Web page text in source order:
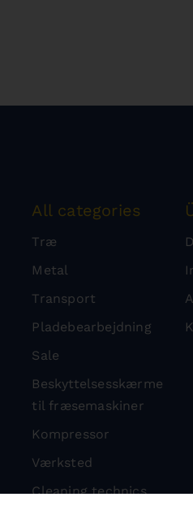
All categories
Træ
Metal
Transport
Pladebearbejdning
Sale
Beskyttelsesskærme
til fræsemaskiner
Kompressor
Værksted
Cleaning technics